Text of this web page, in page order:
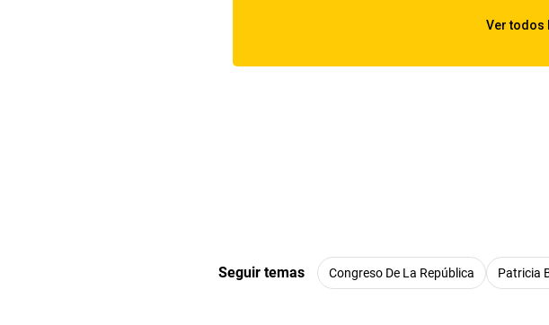
Seguir temas Congreso De La República Patricia